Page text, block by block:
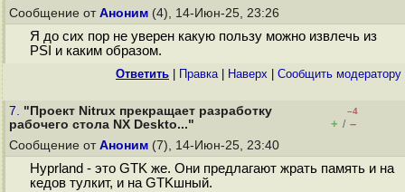
Сообщение от Аноним (4), 14-Июн-25, 23:26
Я до сих пор не уверен какую пользу можно извлечь из
PSI и каким образом.
Ответить Правка| Наверх Cообщить модератору
7. "Проект Nitrux прекращает разработку
рабочего стола NX Deskto..."
–4
+ / –
Сообщение от Аноним (7), 14-Июн-25, 23:40
Hyprland - это GTK же. Они предлагают жрать память и на
кедов тулкит, и на GTKшный.